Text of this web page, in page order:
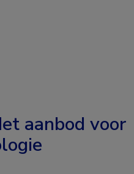
aanbod voor